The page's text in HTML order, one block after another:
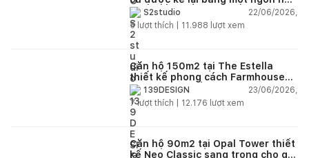
thiết kế mới
S2studio
22/06/2026,
5 lượt thích | 11.988 lượt xem
Căn hộ 150m2 tại The Estella
thiết kế phong cách Farmhouse
thanh lịch và ấm áp
139DESIGN
23/06/2026,
7lượt thích | 12.176 lượt xem
Căn hộ 90m2 tại Opal Tower thiết
kế Neo Classic sang trọng cho gia